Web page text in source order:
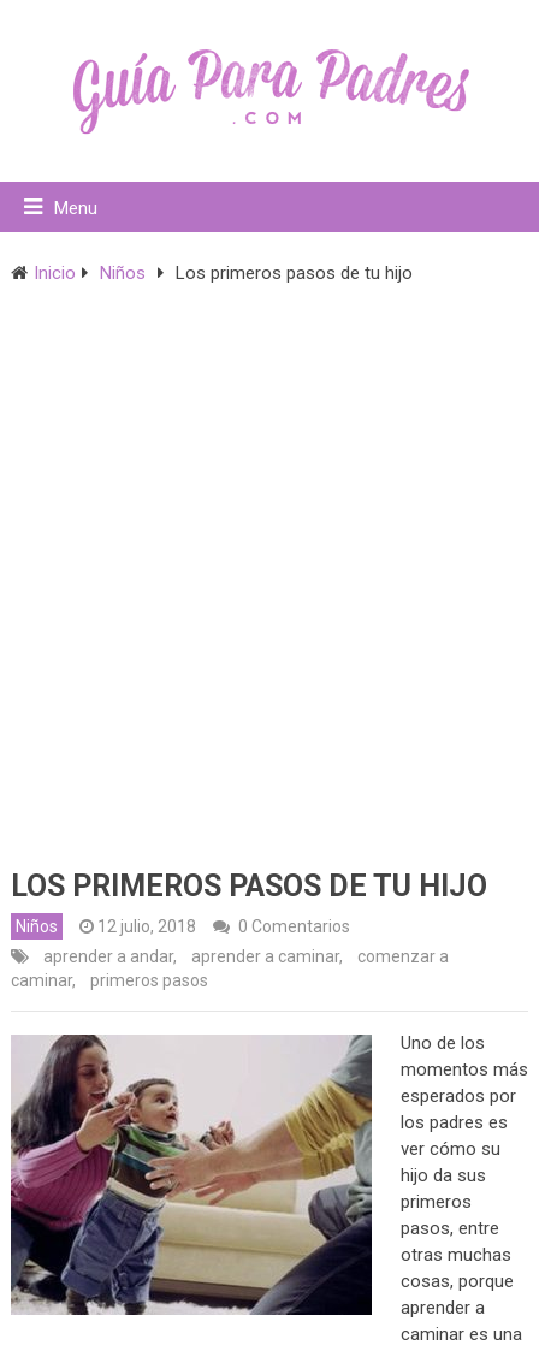
Menu
Inicio Niños Los primeros pasos de tu hijo
LOS PRIMEROS PASOS DE TU HIJO
Niños 12 julio, 2018
0 Comentarios
aprender a andar, aprender a caminar,
comenzar a
caminar, primeros pasos
Uno de los
momentos más
esperados por
los padres es
ver cómo su
hijo da sus
primeros
pasos, entre
otras muchas
cosas, porque
aprender a
caminar es una